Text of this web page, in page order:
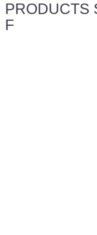
PRODUCTS
F